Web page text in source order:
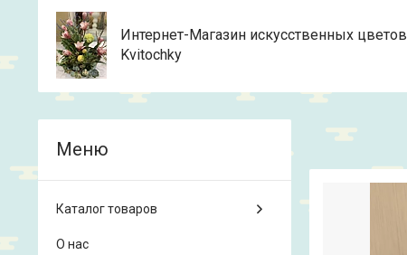
Интернет-Магазин искусственных цветов
Kvitochky
Каталог товаров
О нас